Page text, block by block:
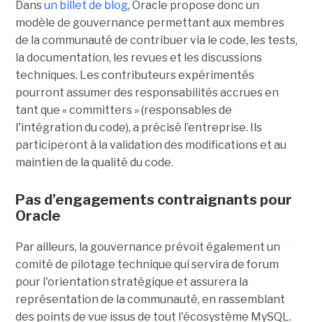
Dansun billet de blog, Oracle propose donc un
modèle de gouvernance permettant aux membres
de la communauté de contribuer via le code, les tests,
la documentation, les revues et les discussions
techniques. Les contributeurs expérimentés
pourront assumer des responsabilités accrues en
tant que « committers » (responsables de
l'intégration du code), a précisé l’entreprise. Ils
participeront à la validation des modifications et au
maintien de la qualité du code.
Pas d’engagements contraignants pour
Oracle
Par ailleurs, la gouvernance prévoit également un
comité de pilotage technique qui servira de forum
pour l'orientation stratégique et assurera la
représentation de la communauté, en rassemblant
des points de vue issus de tout l'écosystème MySQL.